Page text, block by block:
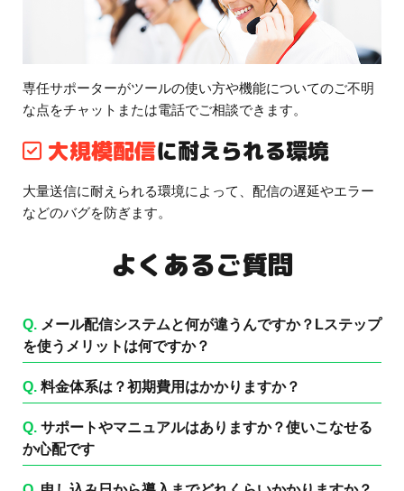
専任サポーターがツールの使い方や機能についてのご不明
な点をチャットまたは電話でご相談できます。
大規模配信に耐えられる環境
大量送信に耐えられる環境によって、配信の遅延やエラー
などのバグを防ぎます。
よくあるご質問
Q. メール配信システムと何が違うんですか？Lステップ
を使うメリットは何ですか？
Q. 料金体系は？初期費用はかかりますか？
Q. サポートやマニュアルはありますか？使いこなせる
か心配です